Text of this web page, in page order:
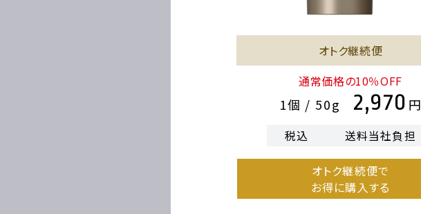
オトク継続便
通常価格の10％OFF
1個 / 50g 2,970 円
税込 送料当社負担
オトク継続便で
お得に購入する